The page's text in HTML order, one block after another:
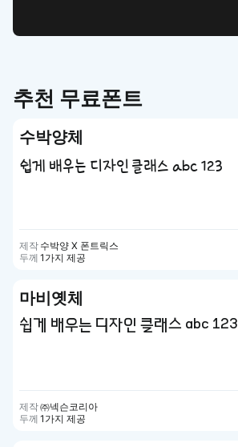
추천 무료폰트
수박양체
쉽게 배우는 디자인 클래스 abc 123
제작 수박양 X 폰트릭스
두께 1가지 제공
마비옛체
쉽게 배우는 디자인 클래스 abc 123
제작㈜넥슨코리아
두께 1가지 제공